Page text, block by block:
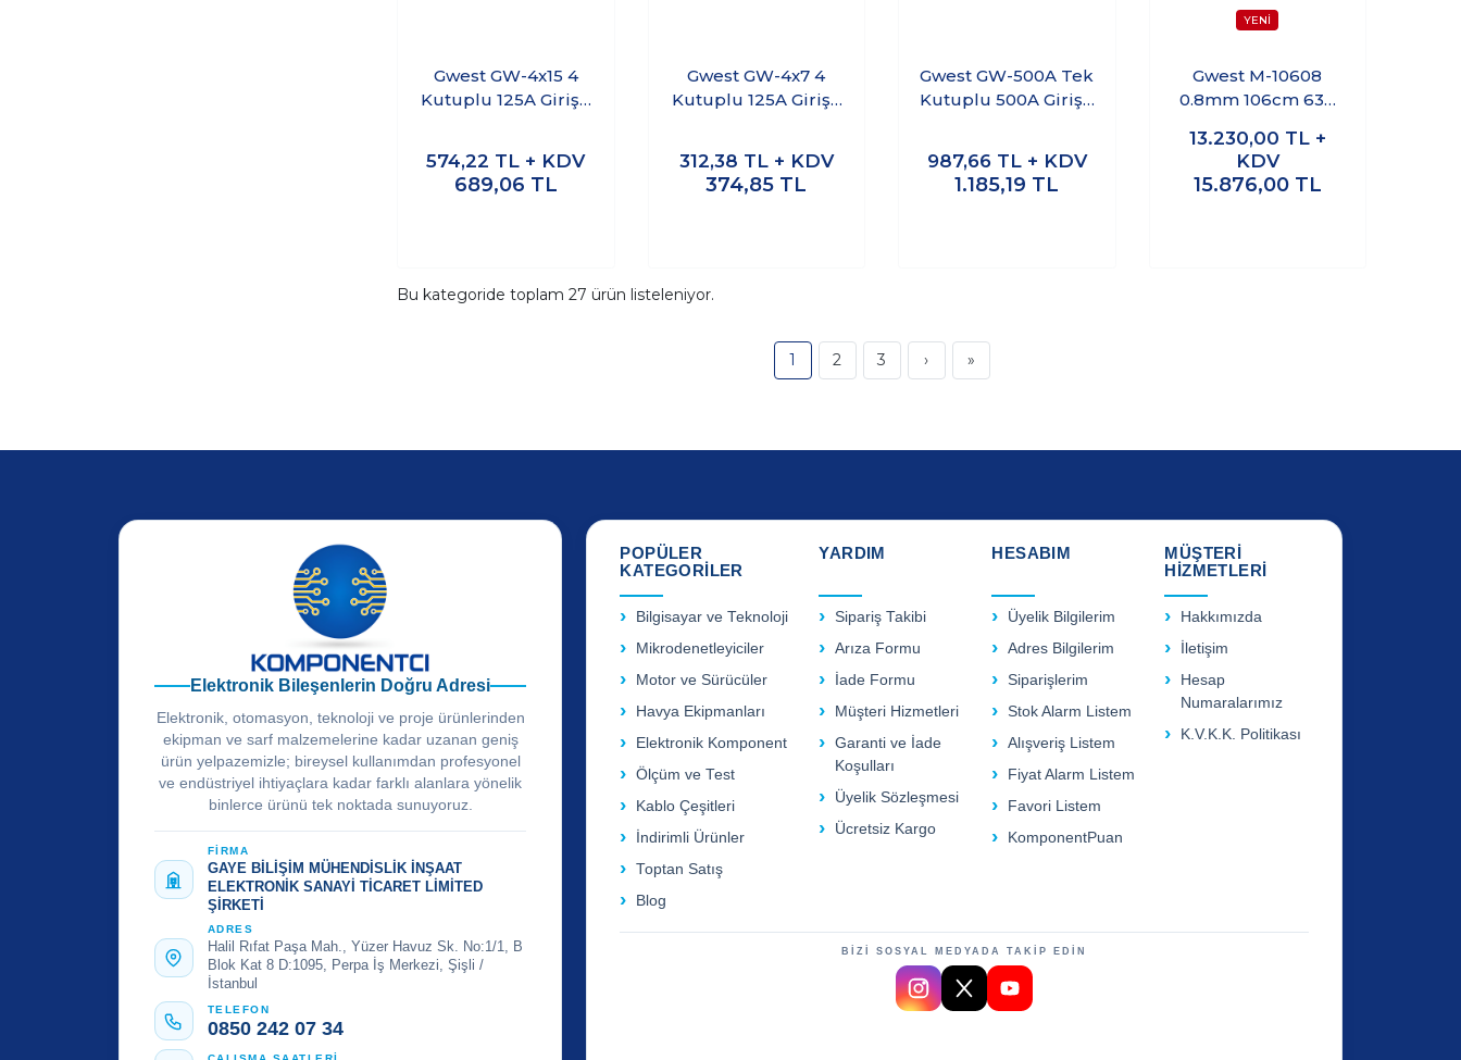
Gwest GW-4x15 4
Kutuplu 125A Girişli
574,22 TL + KDV
689,06 TL
Gwest GW-4x7 4
Kutuplu 125A Girişli
312,38 TL + KDV
374,85 TL
Gwest GW-500A Tek
Kutuplu 500A Girişli
987,66 TL + KDV
1.185,19 TL
Gwest M-10608
0.8mm 106cm 63A
W Otomat Barası 60
Adet
13.230,00 TL +
KDV
15.876,00 TL
Bu kategoride toplam 27 ürün listeleniyor.
1 2 3 › »
Elektronik Bileşenlerin Doğru Adresi
Elektronik, otomasyon, teknoloji ve proje ürünlerinden
ekipman ve sarf malzemelerine kadar uzanan geniş
ürün yelpazemizle; bireysel kullanımdan profesyonel
ve endüstriyel ihtiyaçlara kadar farklı alanlara yönelik
binlerce ürünü tek noktada sunuyoruz.
FİRMA
GAYE BİLİŞİM MÜHENDİSLİK İNŞAAT
ELEKTRONİK SANAYİ TİCARET LİMİTED
ŞİRKETİ
ADRES
Halil Rıfat Paşa Mah., Yüzer Havuz Sk. No:1/1, B
Blok Kat 8 D:1095, Perpa İş Merkezi, Şişli /
İstanbul
TELEFON
0850 242 07 34
POPÜLER
KATEGORİLER
Bilgisayar ve Teknoloji
Mikrodenetleyiciler
Motor ve Sürücüler
Havya Ekipmanları
Elektronik Komponent
Ölçüm ve Test
Kablo Çeşitleri
İndirimli Ürünler
Toptan Satış
Blog
YARDIM
Sipariş Takibi
Arıza Formu
İade Formu
Müşteri Hizmetleri
Garanti ve İade
Koşulları
Üyelik Sözleşmesi
Ücretsiz Kargo
HESABIM
Üyelik Bilgilerim
Adres Bilgilerim
Siparişlerim
Stok Alarm Listem
Alışveriş Listem
Fiyat Alarm Listem
Favori Listem
KomponentPuan
MÜŞTERİ
HİZMETLERİ
Hakkımızda
İletişim
Hesap
Numaralarımız
K.V.K.K. Politikası
BİZİ SOSYAL MEDYADA TAKİP EDİN